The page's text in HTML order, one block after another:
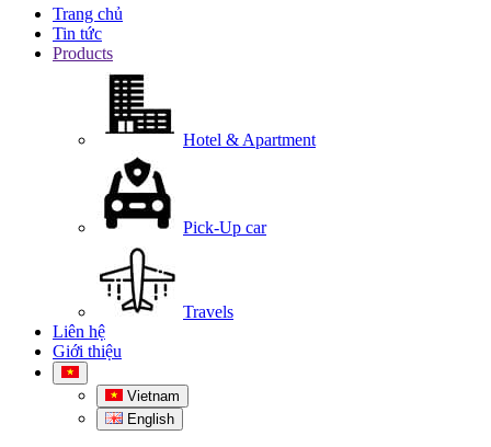
Trang chủ
Tin tức
Products
Hotel & Apartment
Pick-Up car
Travels
Liên hệ
Giới thiệu
Vietnam
English